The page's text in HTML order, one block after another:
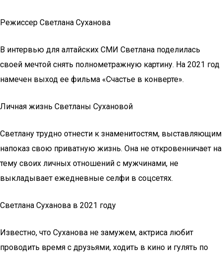
Режиссер Светлана Суханова
В интервью для алтайских СМИ Светлана поделилась
своей мечтой снять полнометражную картину. На 2021 год
намечен выход ее фильма «Счастье в конверте».
Личная жизнь Светланы Сухановой
Светлану трудно отнести к знаменитостям, выставляющим
напоказ свою приватную жизнь. Она не откровенничает на
тему своих личных отношений с мужчинами, не
выкладывает ежедневные селфи в соцсетях.
Светлана Суханова в 2021 году
Известно, что Суханова не замужем, актриса любит
проводить время с друзьями, ходить в кино и гулять по